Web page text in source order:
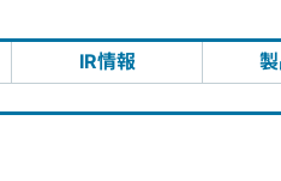
IR情報